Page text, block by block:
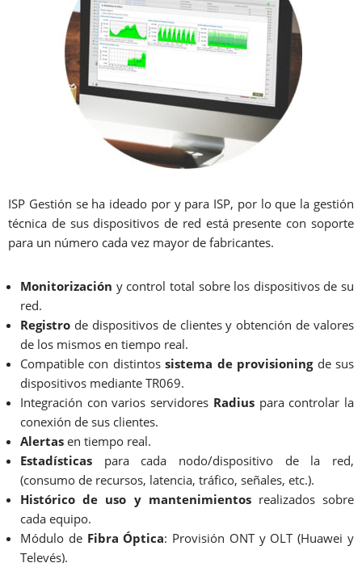
ISP Gestión se ha ideado por y para ISP, por lo que la gestión
técnica de sus dispositivos de red está presente con soporte
para un número cada vez mayor de fabricantes.
Monitorización y control total sobre los dispositivos de su
red.
Registro de dispositivos de clientes y obtención de valores
de los mismos en tiempo real.
Compatible con distintossistema de provisioningde sus
dispositivos mediante TR069.
Integración con varios servidores Radiuspara controlar la
conexión de sus clientes.
Alertas en tiempo real.
Estadísticas para cada nodo/dispositivo de la red,
(consumo de recursos, latencia, tráfico, señales, etc.).
Histórico de uso y mantenimientosrealizados sobre
cada equipo.
Módulo de Fibra Óptica: Provisión ONT y OLT (Huawei y
Televés).